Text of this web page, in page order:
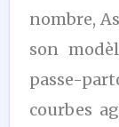
nombre,
son
passe-
courbes